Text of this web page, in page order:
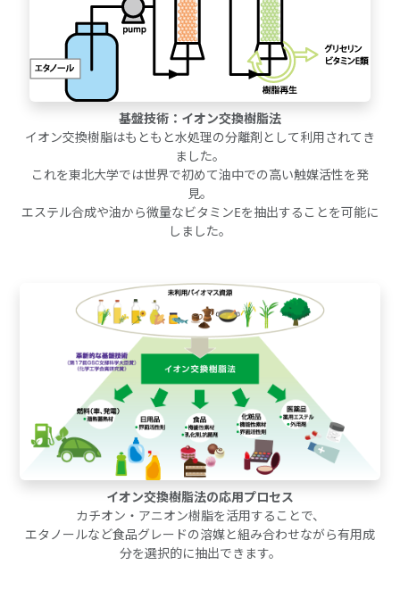
基盤技術：イオン交換樹脂法
イオン交換樹脂はもともと水処理の分離剤として利用されてき
ました。
これを東北大学では世界で初めて油中での高い触媒活性を発
見。
エステル合成や油から微量なビタミンEを抽出することを可能に
しました。
イオン交換樹脂法の応用プロセス
カチオン・アニオン樹脂を活用することで、
エタノールなど食品グレードの溶媒と組み合わせながら有用成
分を選択的に抽出できます。